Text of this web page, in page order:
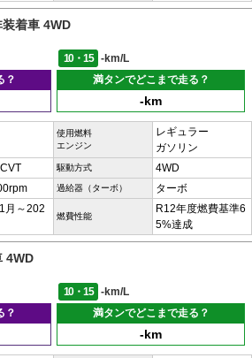
着車 4WD
10・15
-km/L
？
満タンでどこまで走る？
-km
使用燃料
エンジン
レギュラー
ガソリン
駆動方式 4WD
過給器（ターボ） ターボ
月～202
燃費性能
R12年度燃費基準6
5%達成
4WD
10・15
-km/L
？
満タンでどこまで走る？
-km